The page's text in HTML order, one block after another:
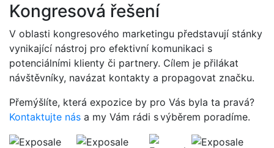
Kongresová řešení
V oblasti kongresového marketingu představují stánky
vynikající nástroj pro efektivní komunikaci s
potenciálními klienty či partnery. Cílem je přilákat
návštěvníky, navázat kontakty a propagovat značku.
Přemýšlíte, která expozice by pro Vás byla ta pravá?
Kontaktujte nás a my Vám rádi s výběrem poradíme.